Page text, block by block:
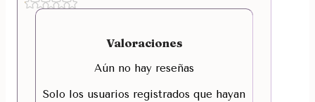
Valoraciones
Aún no hay reseñas
Solo los usuarios registrados que hayan